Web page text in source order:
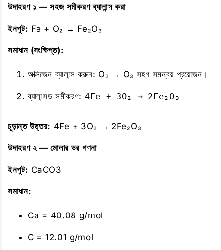
উদাহরণ ১ — সহজ সমীকরণ ব্যালান্স করা
ইনপুট: Fe + O₂ → Fe₂O₃
সমাধান (সংক্ষিপ্ত):
অক্সিজেন ব্যালান্স করুন: O₂ → O₃ সহগ সমন্বয় প্রয়োজন।
ব্যালান্সড সমীকরণ: 4Fe + 3O₂ → 2Fe₂O₃
চূড়ান্ত উত্তর: 4Fe + 3O₂ → 2Fe₂O₃
উদাহরণ ২ — মোলার ভর গণনা
ইনপুট: CaCO3
সমাধান:
Ca = 40.08 g/mol
C = 12.01 g/mol